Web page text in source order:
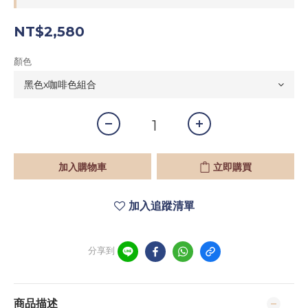
NT$2,580
顏色
加入購物車 立即購買
加入追蹤清單
分享到
商品描述